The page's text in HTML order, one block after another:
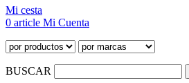
Mi cesta
0 article Mi Cuenta
BUSCAR